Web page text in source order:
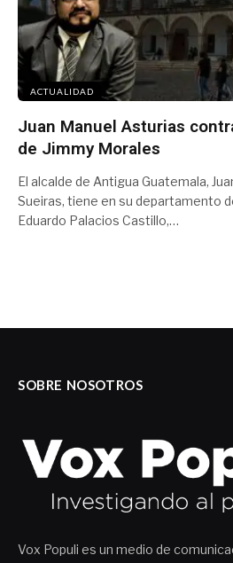
ACTUALIDAD
Juan Manuel Asturias
de Jimmy Morales
El alcalde de Antigua Guatemala,
Sueiras, tiene en su departamento
Eduardo Palacios Castillo,…
SOBRE NOSOTROS
Vox Populi es un medio de